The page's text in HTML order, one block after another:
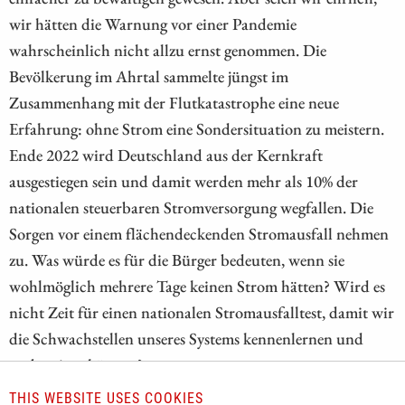
THIS WEBSITE USES COOKIES
wir hätten die Warnung vor einer Pandemie
wahrscheinlich nicht allzu ernst genommen. Die
Bevölkerung im Ahrtal sammelte jüngst im
Zusammenhang mit der Flutkatastrophe eine neue
Erfahrung: ohne Strom eine Sondersituation zu meistern.
Ende 2022 wird Deutschland aus der Kernkraft
ausgestiegen sein und damit werden mehr als 10% der
nationalen steuerbaren Stromversorgung wegfallen. Die
Sorgen vor einem flächendeckenden Stromausfall nehmen
zu. Was würde es für die Bürger bedeuten, wenn sie
wohlmöglich mehrere Tage keinen Strom hätten? Wird es
nicht Zeit für einen nationalen Stromausfalltest, damit wir
die Schwachstellen unseres Systems kennenlernen und
vorbereiten können?